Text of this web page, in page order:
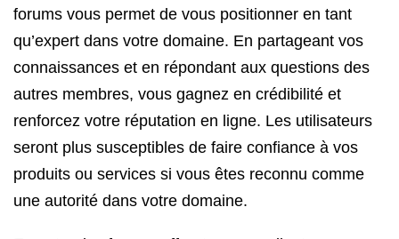
forums vous permet de vous positionner en tant
qu’expert dans votre domaine. En partageant vos
connaissances et en répondant aux questions des
autres membres, vous gagnez en crédibilité et
renforcez votre réputation en ligne. Les utilisateurs
seront plus susceptibles de faire confiance à vos
produits ou services si vous êtes reconnu comme
une autorité dans votre domaine.